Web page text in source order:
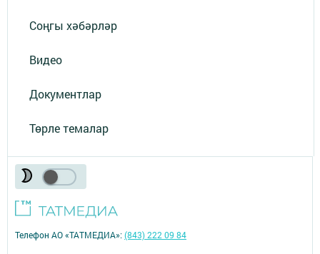
Соңгы хәбәрләр
Видео
Документлар
Төрле темалар
Телефон АО «ТАТМЕДИА»:(843) 222 09 84